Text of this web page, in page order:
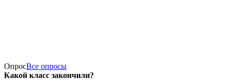
ОпросВсе опросы
Какой класс закончили?